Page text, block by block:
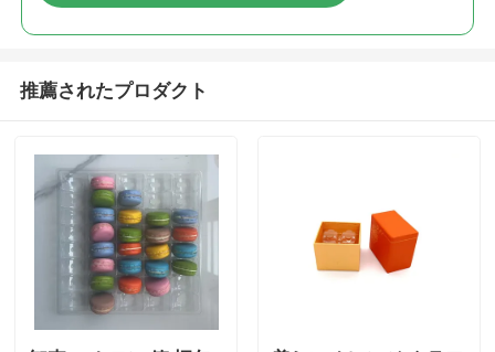
推薦されたプロダクト